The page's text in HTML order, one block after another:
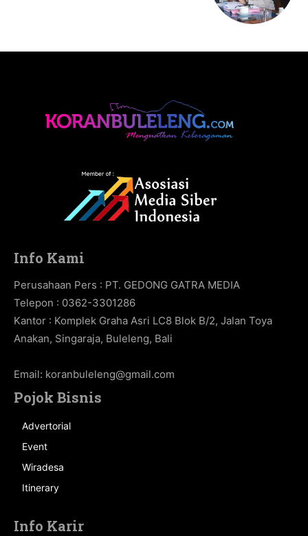
Info Kami
Perusahaan Pers : PT. GEDONG GATRA MEDIA
Telepon : 0362-3301286
Kantor : Komplek Graha Asri LC8 Blok B/2, Jalan Toya
Anakan, Singaraja, Buleleng, Bali
Email: koranbuleleng@gmail.com
Pojok Bisnis
Advertorial
Event
Wiradesa
Itinerary
Info Karir